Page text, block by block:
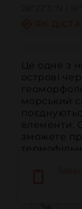
Це одне з
острові
морський
елементи.
зможете